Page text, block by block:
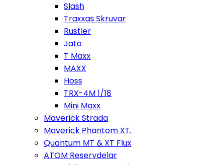
Slash
Traxxas Skruvar
Rustler
Jato
T Maxx
MAXX
Hoss
TRX-4M 1/18
Mini Maxx
Maverick Strada
Maverick Phantom XT.
Quantum MT & XT Flux
ATOM Reservdelar